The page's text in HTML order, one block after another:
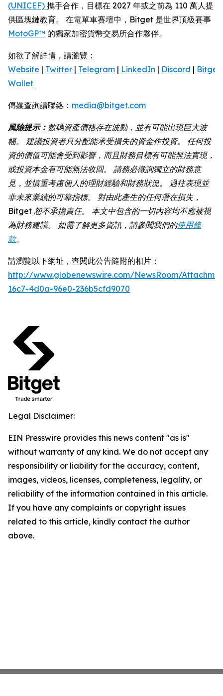
(UNICEF) 攜手合作，目標在 2027 年或之前為 110 萬人提
供區塊鏈教育。 在電單車賽壇中，Bitget 是世界頂級賽事
MotoGP™ 的獨家加密貨幣交易所合作夥伴。
如欲了解詳情，請瀏覽：
Website | Twitter | Telegram | LinkedIn | Discord | Bitget
Wallet
傳媒查詢請聯絡： media@bitget.com
風險提示： 數碼資產價格存在波動，並有可能出現巨大波
幅。 建議投資者只分配能承受損失的資金作投資。 任何投
資的價值可能會受到影響，而且財務目標有可能無法實現，
或投資本金有可能無法收回。 請務必徵詢獨立的財務意
見，並慎重考慮個人的理財經驗和財務狀況。 過往表現並
非未來業績的可靠指標。 對由此產生的任何潛在損失，
Bitget 恕不承擔責任。 本文中包含的一切內容均不應被視
為財務建議。 如需了解更多資訊，請參閱我們的使用條
款。
請瀏覽以下網址，查閱此公告隨附的相片：
http://www.globenewswire.com/NewsRoom/
16c7-4d0a-96e0-236b5cfd9070
Legal Disclaimer:
EIN Presswire provides this news content "as is"
without warranty of any kind. We do not accept any
responsibility or liability for the accuracy, content,
images, videos, licenses, completeness, legality, or
reliability of the information contained in this article.
If you have any complaints or copyright issues
related to this article, kindly contact the author
above.